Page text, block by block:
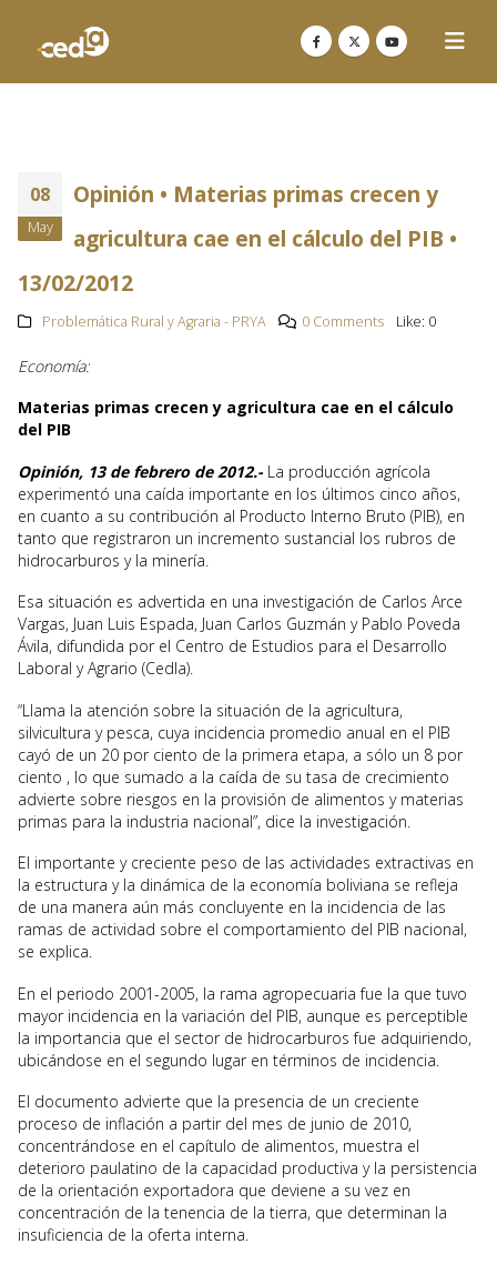
08
May
Opinión • Materias primas crecen y
agricultura cae en el cálculo del PIB •
13/02/2012
Problemática Rural y Agraria - PRYA 0 Comments Like: 0
Economía:
Materias primas crecen y agricultura cae en el cálculo
del PIB
Opinión, 13 de febrero de 2012.-La producción agrícola
experimentó una caída importante en los últimos cinco años,
en cuanto a su contribución al Producto Interno Bruto (PIB), en
tanto que registraron un incremento sustancial los rubros de
hidrocarburos y la minería.
Esa situación es advertida en una investigación de Carlos Arce
Vargas, Juan Luis Espada, Juan Carlos Guzmán y Pablo Poveda
Ávila, difundida por el Centro de Estudios para el Desarrollo
Laboral y Agrario (Cedla).
“Llama la atención sobre la situación de la agricultura,
silvicultura y pesca, cuya incidencia promedio anual en el PIB
cayó de un 20 por ciento de la primera etapa, a sólo un 8 por
ciento , lo que sumado a la caída de su tasa de crecimiento
advierte sobre riesgos en la provisión de alimentos y materias
primas para la industria nacional”, dice la investigación.
El importante y creciente peso de las actividades extractivas en
la estructura y la dinámica de la economía boliviana se refleja
de una manera aún más concluyente en la incidencia de las
ramas de actividad sobre el comportamiento del PIB nacional,
se explica.
En el periodo 2001-2005, la rama agropecuaria fue la que tuvo
mayor incidencia en la variación del PIB, aunque es perceptible
la importancia que el sector de hidrocarburos fue adquiriendo,
ubicándose en el segundo lugar en términos de incidencia.
El documento advierte que la presencia de un creciente
proceso de inflación a partir del mes de junio de 2010,
concentrándose en el capítulo de alimentos, muestra el
deterioro paulatino de la capacidad productiva y la persistencia
de la orientación exportadora que deviene a su vez en
concentración de la tenencia de la tierra, que determinan la
insuficiencia de la oferta interna.